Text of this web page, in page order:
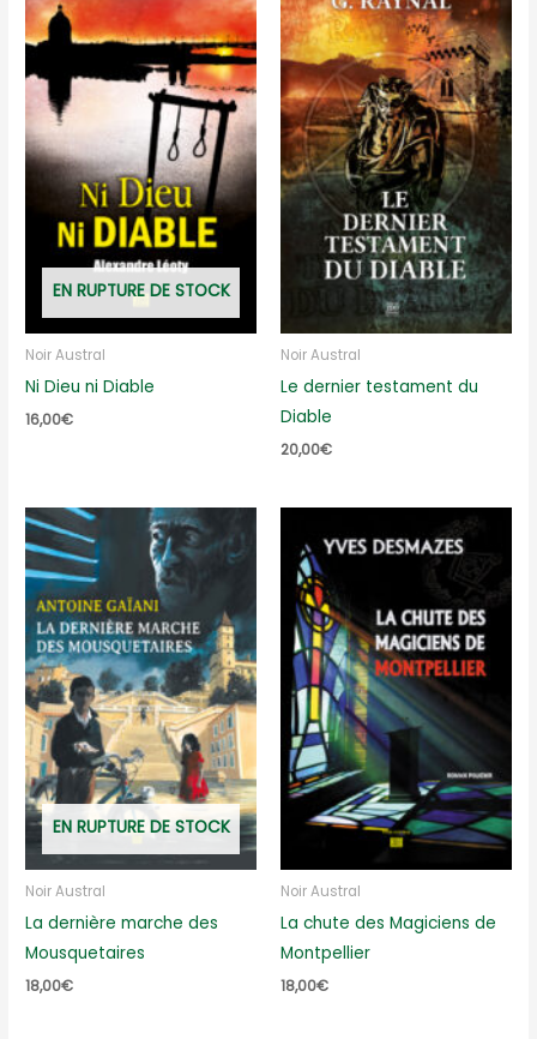
EN RUPTURE DE STOCK
Noir Austral
Ni Dieu ni Diable
16,00€
Noir Austral
Le dernier testament du
Diable
20,00€
EN RUPTURE DE STOCK
Noir Austral
La dernière marche des
Mousquetaires
18,00€
Noir Austral
La chute des Magiciens de
Montpellier
18,00€